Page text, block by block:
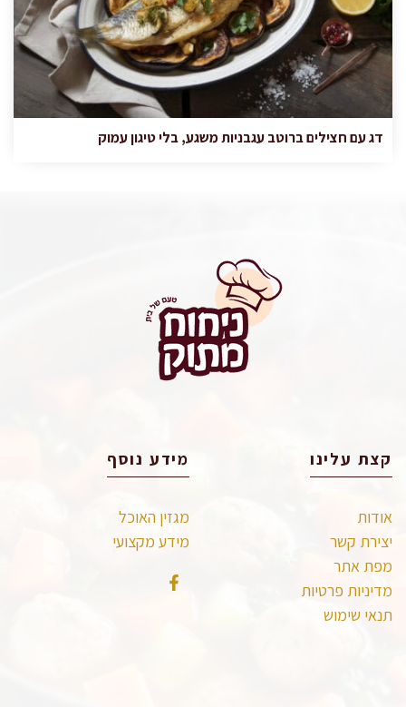
דג עם חצילים ברוטב עגבניות משגע, בלי טיגון עמוק
קצת עלינו
אודות
יצירת קשר
מפת אתר
מדיניות פרטיות
תנאי שימוש
מידע נוסף
מגזין האוכל
מידע מקצועי